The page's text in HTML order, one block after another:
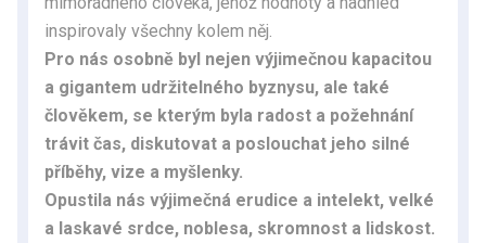
inspirovaly všechny kolem něj.
Pro nás osobně byl nejen výjimečnou kapacitou
a gigantem udržitelného byznysu, ale také
člověkem, se kterým byla radost a požehnání
trávit čas, diskutovat a poslouchat jeho silné
příběhy, vize a myšlenky.
Opustila nás výjimečná erudice a intelekt, velké
a laskavé srdce, noblesa, skromnost a lidskost.